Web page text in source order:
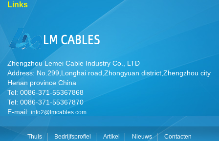
Links
Zhengzhou Lemei Cable Industry Co., LTD
Address: No.299,Longhai road,Zhongyuan district,Zhengzhou city
Henan province China
Tel: 0086-371-55367868
Tel: 0086-371-55367870
E-mail: info2@lmcables.com
Thuis Bedrijfsprofiel Artikel Nieuws Contacten